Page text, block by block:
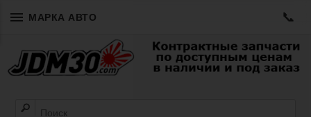
МАРКА АВТО 📞